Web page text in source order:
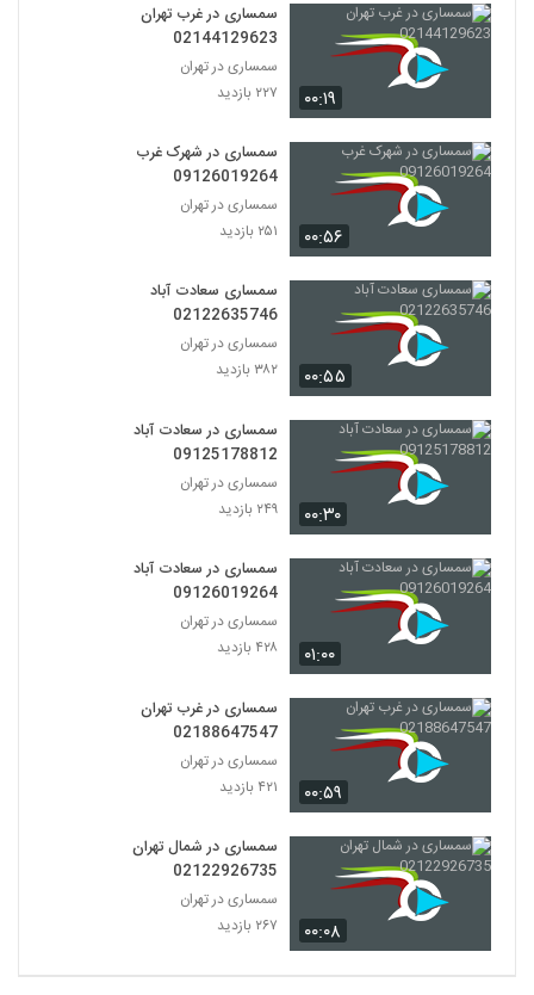
۰۰:۱۹
سمساری در غرب تهران
02144129623
سمساری در تهران
۲۲۷ بازدید
۰۰:۵۶
سمساری در شهرک غرب
09126019264
سمساری در تهران
۲۵۱ بازدید
۰۰:۵۵
سمساری سعادت آباد
02122635746
سمساری در تهران
۳۸۲ بازدید
۰۰:۳۰
سمساری در سعادت آباد
09125178812
سمساری در تهران
۲۴۹ بازدید
۰۱:۰۰
سمساری در سعادت آباد
09126019264
سمساری در تهران
۴۲۸ بازدید
۰۰:۵۹
سمساری در غرب تهران
02188647547
سمساری در تهران
۴۲۱ بازدید
۰۰:۰۸
سمساری در شمال تهران
02122926735
سمساری در تهران
۲۶۷ بازدید